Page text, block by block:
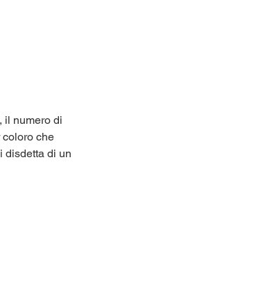
il numero di
che
disdetta di un